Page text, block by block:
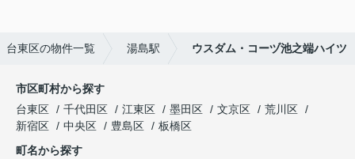
台東区の物件一覧 湯島駅 ウスダム・コーヅ池之端ハイツ
市区町村から探す
台東区
千代田区 江東区 墨田区 文京区
荒川区
新宿区
中央区 豊島区
板橋区
町名から探す